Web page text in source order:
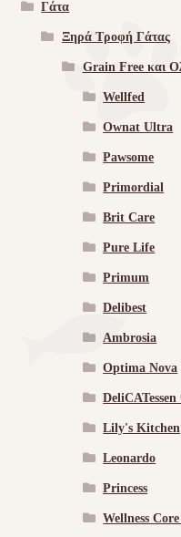
Γάτα
Ξηρά Τροφή Γάτας
Grain Free και
Wellfed
Ownat Ultra
Pawsome
Primordial
Brit Care
Pure Life
Primum
Delibest
Ambrosia
Optima Nova
Lily's Kitchen
Leonardo
Princess
Wellness